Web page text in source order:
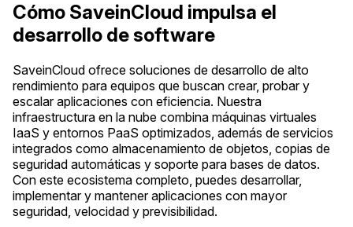
Cómo SaveinCloud impulsa el
desarrollo de software
SaveinCloud ofrece soluciones de desarrollo de alto
rendimiento para equipos que buscan crear, probar y
escalar aplicaciones con eficiencia. Nuestra
infraestructura en la nube combina máquinas virtuales
IaaS y entornos PaaS optimizados, además de servicios
integrados como almacenamiento de objetos, copias de
seguridad automáticas y soporte para bases de datos.
Con este ecosistema completo, puedes desarrollar,
implementar y mantener aplicaciones con mayor
seguridad, velocidad y previsibilidad.